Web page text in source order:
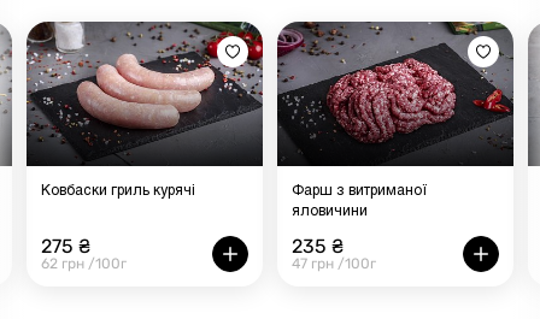
Ковбаски гриль курячі
275 ₴
62 грн /100г
Фарш з витриманої
яловичини
235 ₴
47 грн /100г